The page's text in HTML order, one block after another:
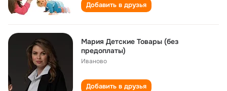
Добавить в друзья
Мария Детские Товары (без
предоплаты)
Иваново
Добавить в друзья